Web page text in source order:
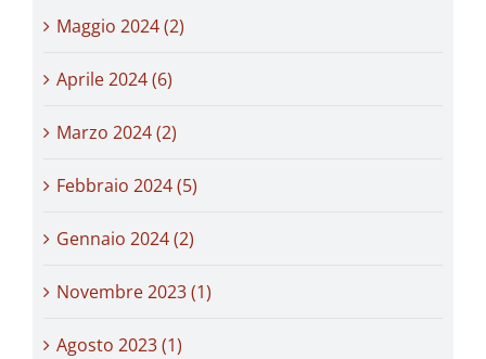
Maggio 2024 (2)
Aprile 2024 (6)
Marzo 2024 (2)
Febbraio 2024 (5)
Gennaio 2024 (2)
Novembre 2023 (1)
Agosto 2023 (1)